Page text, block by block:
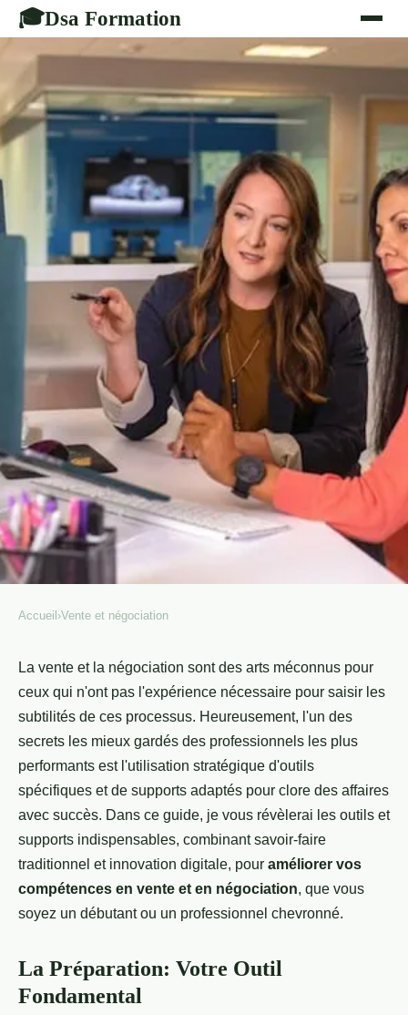
🎓Dsa Formation
Outils et Supports Essentiels
pour la Vente et la Négociation
Célia•10 mars 2022 •4 min de lecture
Accueil ›Vente et négociation
La vente et la négociation sont des arts méconnus pour
ceux qui n'ont pas l'expérience nécessaire pour saisir les
subtilités de ces processus. Heureusement, l'un des
secrets les mieux gardés des professionnels les plus
performants est l'utilisation stratégique d'outils
spécifiques et de supports adaptés pour clore des affaires
avec succès. Dans ce guide, je vous révèlerai les outils et
supports indispensables, combinant savoir-faire
traditionnel et innovation digitale, pour améliorer vos
compétences en vente et en négociation, que vous
soyez un débutant ou un professionnel chevronné.
La Préparation: Votre Outil
Fondamental